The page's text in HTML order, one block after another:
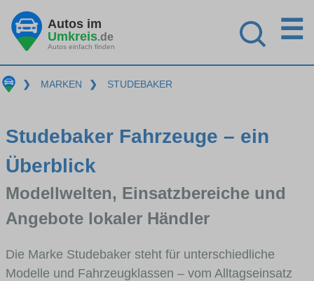
Autos im
Umkreis.de
Autos einfach finden
☰
❯ MARKEN ❯ STUDEBAKER
Studebaker Fahrzeuge – ein
Überblick
Modellwelten, Einsatzbereiche und
Angebote lokaler Händler
Die Marke Studebaker steht für unterschiedliche
Modelle und Fahrzeugklassen – vom Alltagseinsatz